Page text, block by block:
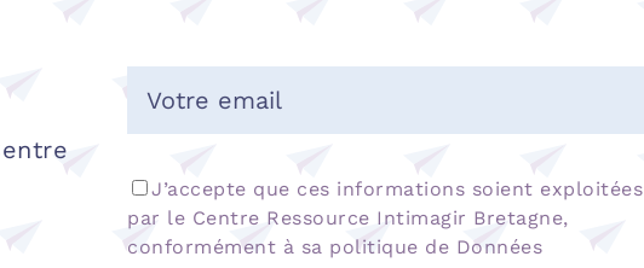
J’accepte que ces informations soient exploitées
par le Centre Ressource Intimagir Bretagne,
conformément à sa politique de Données